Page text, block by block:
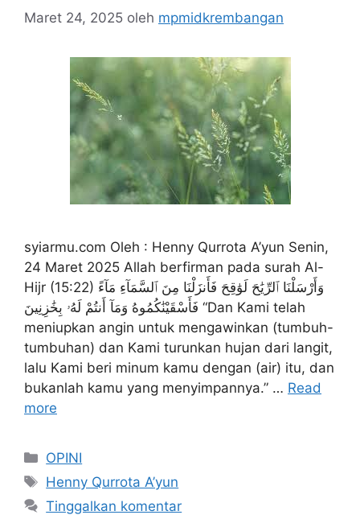
Maret 24, 2025 oleh mpmidkrembangan
syiarmu.com Oleh : Henny Qurrota A’yun Senin,
24 Maret 2025 Allah berfirman pada surah Al-
Hijr (15:22) وَأَرْسَلْنَا ٱلرِّيَٰحَ لَوَٰقِحَ فَأَنزَلْنَا مِنَ ٱلسَّمَآءِ مَآءً
فَأَسْقَيْنَٰكُمُوهُ وَمَآ أَنتُمْ لَهُۥ بِخَٰزِنِينَ “Dan Kami telah
meniupkan angin untuk mengawinkan (tumbuh-
tumbuhan) dan Kami turunkan hujan dari langit,
lalu Kami beri minum kamu dengan (air) itu, dan
bukanlah kamu yang menyimpannya.” … Read
more
Kategori
OPINI
Tag
Henny Qurrota A’yun
Tinggalkan komentar